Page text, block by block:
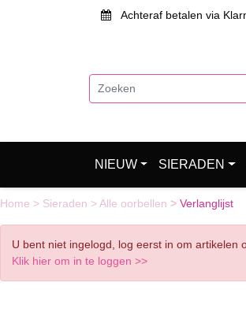
Achteraf betalen via
NIEUW SIERADEN
Home > Sieraden >Alle oorbellen > Verlanglijst
U bent niet ingelogd, log eerst in om artikelen
Klik hier om in te loggen >>